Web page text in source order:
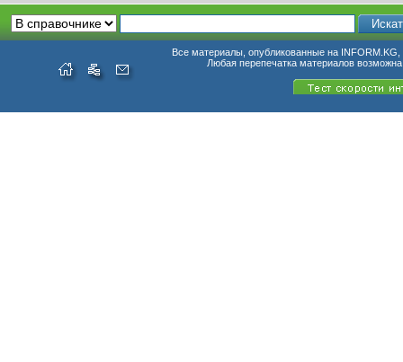
Все материалы, опубликованные на INFORM.KG,
Любая перепечатка материалов